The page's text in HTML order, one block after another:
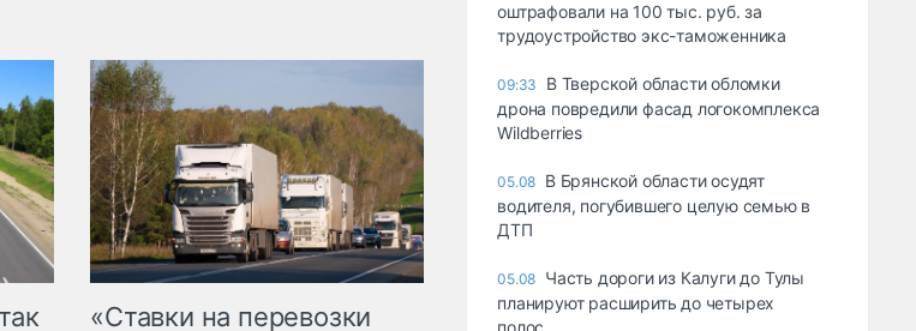
«Ставки на перевозки
оштрафовали на 100 тыс. руб. за
трудоустройство экс-таможенника
09:33
В Тверской области обломки
дрона повредили фасад логокомплекса
Wildberries
05.08 В Брянской области осудят
водителя, погубившего целую семью в
ДТП
05.08 Часть дороги из Калуги до Тулы
планируют расширить до четырех